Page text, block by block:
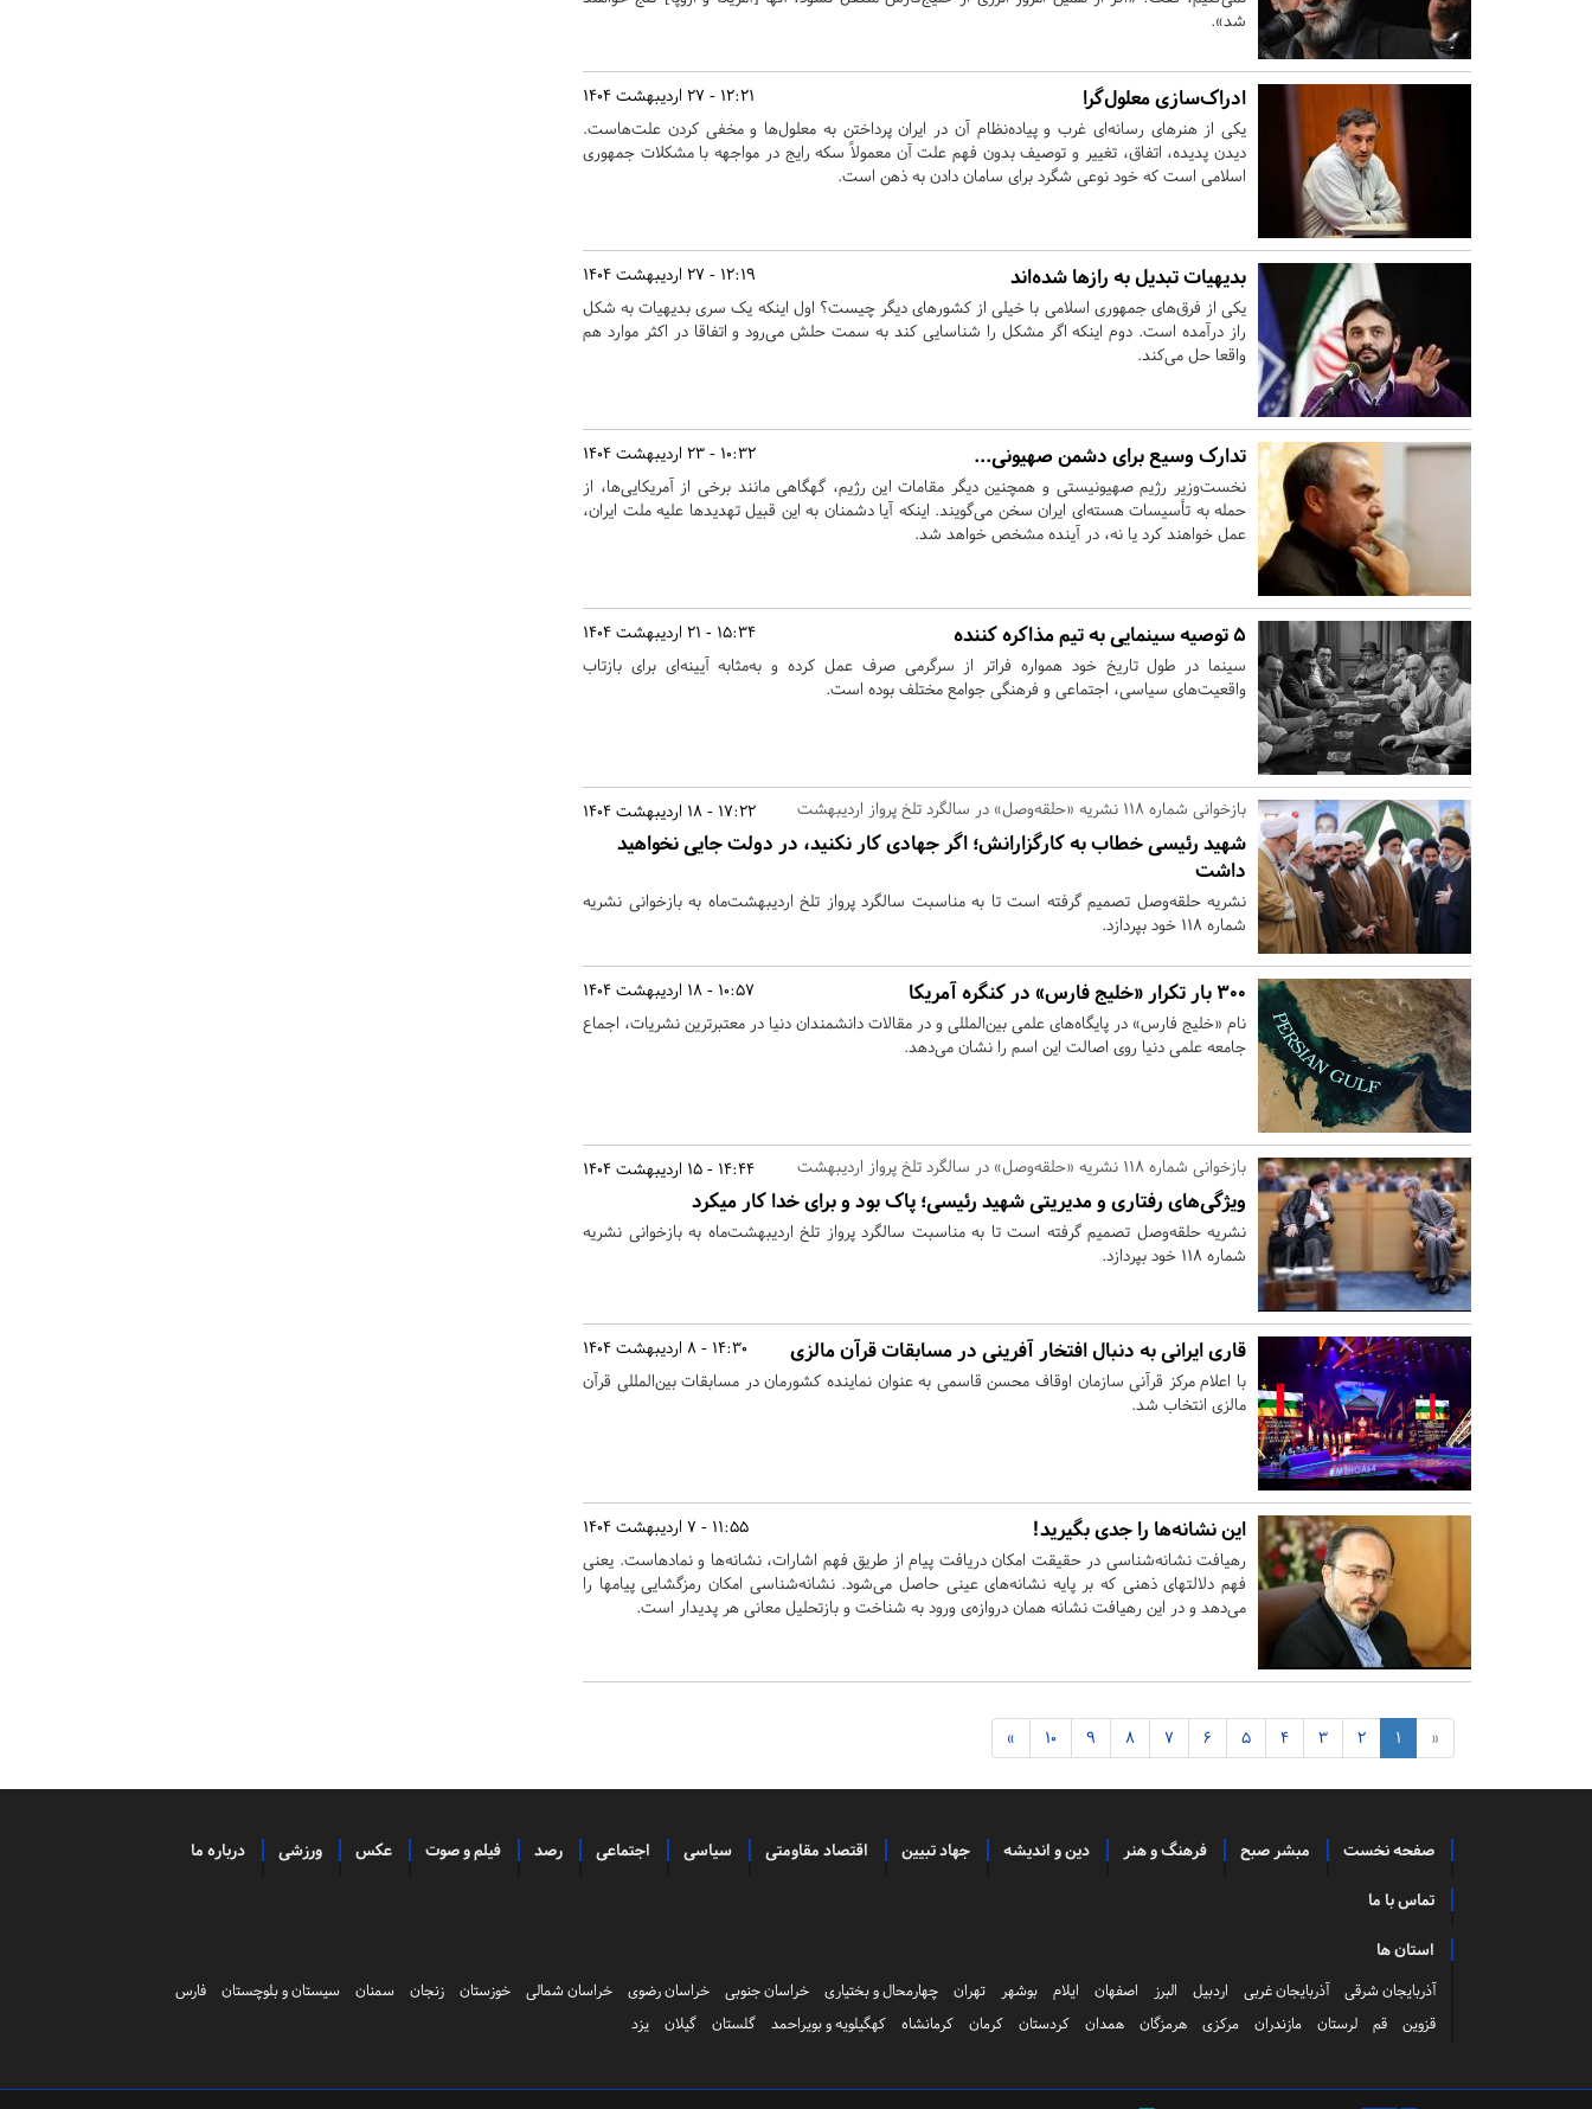
شد‌».
12:21 - 27 اردیبهشت 1404 ادراک‌سازی معلول‌گرا
یکی از هنر‌های رسانه‌ای غرب و پیاده‌نظام آن در ایران پرداختن به معلول‌ها و مخفی کردن علت‌هاست.
دیدن پدیده، اتفاق، تغییر و توصیف بدون فهم علت آن معمولاً سکه رایج در مواجهه با مشکلات جمهوری
اسلامی است که خود نوعی شگرد برای سامان دادن به ذهن است.
12:19 - 27 اردیبهشت 1404 بدیهیات تبدیل به رازها شد‌ه‌اند
یکی از فرق‌های جمهوری اسلامی با خیلی از کشورهای دیگر چیست؟ اول اینکه یک سری بدیهیات به شکل
راز درآمده است. دوم اینکه اگر مشکل را شناسایی کند به سمت حلش می‌رود و اتفاقا در اکثر موارد هم
واقعا حل می‌کند.
10:32 - 23 اردیبهشت 1404 تدارک وسیع برای دشمن صهیونی...
نخست‌وزیر رژیم صهیونیستی و همچنین دیگر مقامات این رژیم، گهگاهی مانند برخی از آمریکایی‌ها، از
حمله به تأسیسات هسته‌ای ایران سخن می‌گویند. اینکه آیا دشمنان به این قبیل تهدید‌ها علیه ملت ایران،
عمل خواهند کرد یا نه، در آینده مشخص خواهد شد.
15:34 - 21 اردیبهشت 1404 ۵ توصیه سینمایی به تیم مذاکره کننده
سینما در طول تاریخ خود همواره فراتر از سرگرمی صرف عمل کرده و به‌مثابه آیینه‌ای برای بازتاب
واقعیت‌های سیاسی، اجتماعی و فرهنگی جوامع مختلف بوده است.
17:22 - 18 اردیبهشت 1404 بازخوانی شماره 118 نشریه «حلقه‌وصل» در سالگرد تلخ پرواز اردیبهشت
شهید رئیسی خطاب به کارگزارانش؛ اگر جهادی کار نکنید، در دولت جایی نخواهید
داشت
نشریه حلقه‌وصل تصمیم گرفته‌ است تا به مناسبت سالگرد پرواز تلخ اردیبهشت‌ماه به‌ بازخوانی نشریه
شماره 118 خود بپردازد.
10:57 - 18 اردیبهشت 1404 ۳۰۰ بار تکرار «خلیج فارس» در کنگره آمریکا
نام «خلیج فارس» در پایگاه‌های علمی بین‌المللی و در مقالات دانشمندان دنیا در معتبرترین نشریات،‌ اجماع
جامعه علمی دنیا روی اصالت این اسم را نشان می‌دهد.
14:44 - 15 اردیبهشت 1404 بازخوانی شماره 118 نشریه «حلقه‌وصل» در سالگرد تلخ پرواز اردیبهشت
ویژگی‌های رفتاری و مدیریتی شهید رئیسی؛ پاک بود و برای خدا کار میکرد
نشریه حلقه‌وصل تصمیم گرفته‌ است تا به مناسبت سالگرد پرواز تلخ اردیبهشت‌ماه به‌ بازخوانی نشریه
شماره 118 خود بپردازد.
14:30 - 8 اردیبهشت 1404 قاری ایرانی به دنبال افتخار آفرینی در مسابقات قرآن مالزی
با اعلام مرکز قرآنی سازمان اوقاف محسن قاسمی به عنوان نماینده کشورمان در مسابقات بین‌المللی قرآن
مالزی انتخاب شد.
11:55 - 7 اردیبهشت 1404 این نشانه‌ها را جدی بگیرید!
رهیافت نشانه‌شناسی در حقیقت امکان دریافت پیام از طریق فهم اشارات، نشانه‌ها و نمادهاست. یعنی
فهم دلالتهای ذهنی که بر پایه نشانه‌های عینی حاصل می‌شود. نشانه‌شناسی امکان رمزگشایی پیامها را
می‌دهد و در این رهیافت نشانه همان دروازه‌ی ورود به شناخت و بازتحلیل معانی هر پدیدار است.
«
1
2
3
4
5
6
7
8
9
10
»
صفحه نخست مبشر صبح فرهنگ و هنر دین و اندیشه جهاد تبیین اقتصاد مقاومتی سیاسی اجتماعی رصد فیلم و صوت عکس ورزشی درباره ما
تماس با ما
استان ها
آذربایجان شرقی آذربایجان غربی اردبیل البرز اصفهان ایلام بوشهر تهران چهارمحال و بختیاری خراسان جنوبی خراسان رضوی خراسان شمالی خوزستان زنجان سمنان سیستان و بلوچستان
فارس
قزوین
قم لرستان مازندران مرکزی هرمزگان همدان کردستان کرمان کرمانشاه کهگیلویه و بویراحمد گلستان گیلان یزد